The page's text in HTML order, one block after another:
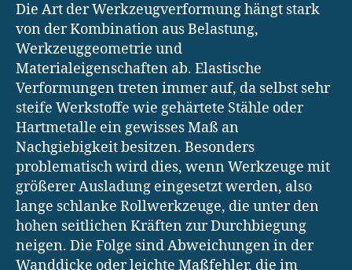
Die Art der Werkzeugverformung hängt stark
von der Kombination aus Belastung,
Werkzeuggeometrie und
Materialeigenschaften ab. Elastische
Verformungen treten immer auf, da selbst sehr
steife Werkstoffe wie gehärtete Stähle oder
Hartmetalle ein gewisses Maß an
Nachgiebigkeit besitzen. Besonders
problematisch wird dies, wenn Werkzeuge mit
größerer Ausladung eingesetzt werden, also
lange schlanke Rollwerkzeuge, die unter den
hohen seitlichen Kräften zur Durchbiegung
neigen. Die Folge sind Abweichungen in der
Wanddicke oder leichte Maßfehler, die im